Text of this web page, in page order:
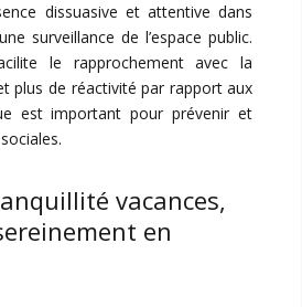
dissuasive et attentive dans
surveillance de l’espace public.
le rapprochement avec la
plus de réactivité par rapport aux
est important pour prévenir et
vacances,
en